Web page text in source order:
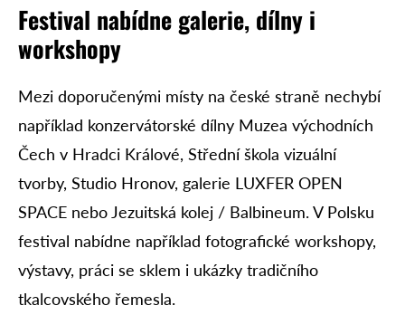
Festival nabídne galerie, dílny i
workshopy
Mezi doporučenými místy na české straně nechybí
například konzervátorské dílny Muzea východních
Čech v Hradci Králové, Střední škola vizuální
tvorby, Studio Hronov, galerie LUXFER OPEN
SPACE nebo Jezuitská kolej / Balbineum. V Polsku
festival nabídne například fotografické workshopy,
výstavy, práci se sklem i ukázky tradičního
tkalcovského řemesla.